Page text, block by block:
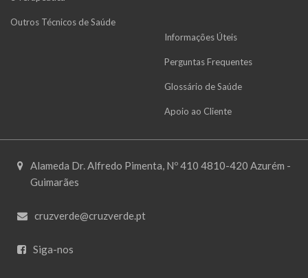
Outros Técnicos de Saúde
Informações Úteis
Perguntas Frequentes
Glossário de Saúde
Apoio ao Cliente
Alameda Dr. Alfredo Pimenta, Nº 410 4810-420 Azurém -
Guimarães
cruzverde@cruzverde.pt
Siga-nos